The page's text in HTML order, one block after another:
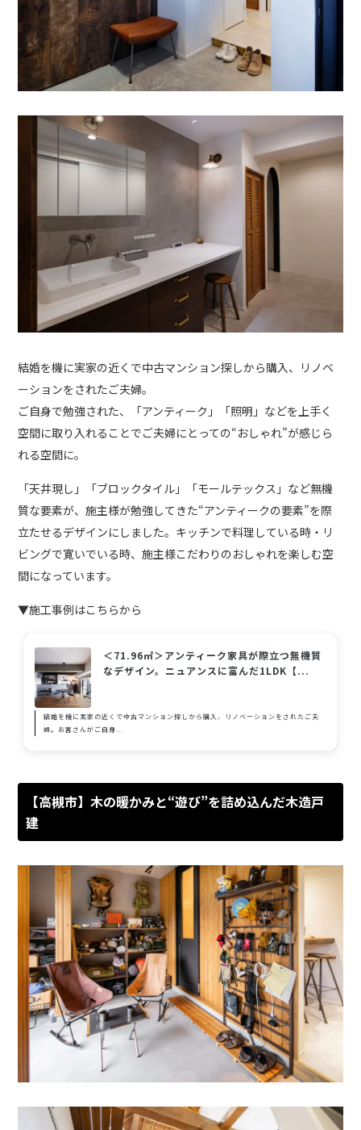
結婚を機に実家の近くで中古マンション探しから購入、リノベ
ーションをされたご夫婦。
ご自身で勉強された、「アンティーク」「照明」などを上手く
空間に取り入れることでご夫婦にとっての“おしゃれ”が感じら
れる空間に。
「天井現し」「ブロックタイル」「モールテックス」など無機
質な要素が、施主様が勉強してきた“アンティークの要素”を際
立たせるデザインにしました。キッチンで料理している時・リ
ビングで寛いでいる時、施主様こだわりのおしゃれを楽しむ空
間になっています。
▼施工事例はこちらから
＜71.96㎡＞アンティーク家具が際立つ無機質
なデザイン。ニュアンスに富んだ1LDK【...
結婚を機に実家の近くで中古マンション探しから購入、リノベーションをされたご夫
婦。お客さんがご自身...
【高槻市】木の暖かみと“遊び”を詰め込んだ木造戸
建